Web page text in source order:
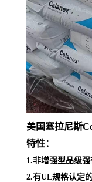
美国塞拉尼斯
特性：
1.非增强型品级
2.有UL规格认定